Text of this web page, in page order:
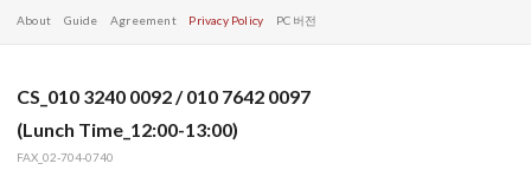
About Guide Agreement Privacy Policy PC 버전
CS_010 3240 0092 / 010 7642 0097
(Lunch Time_12:00-13:00)
FAX_02-704-0740